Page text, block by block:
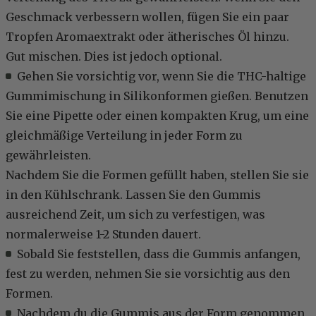
Geschmack verbessern wollen, fügen Sie ein paar
Tropfen Aromaextrakt oder ätherisches Öl hinzu.
Gut mischen. Dies ist jedoch optional.
Gehen Sie vorsichtig vor, wenn Sie die THC-haltige
Gummimischung in Silikonformen gießen. Benutzen
Sie eine Pipette oder einen kompakten Krug, um eine
gleichmäßige Verteilung in jeder Form zu
gewährleisten.
Nachdem Sie die Formen gefüllt haben, stellen Sie sie
in den Kühlschrank. Lassen Sie den Gummis
ausreichend Zeit, um sich zu verfestigen, was
normalerweise 1-2 Stunden dauert.
Sobald Sie feststellen, dass die Gummis anfangen,
fest zu werden, nehmen Sie sie vorsichtig aus den
Formen.